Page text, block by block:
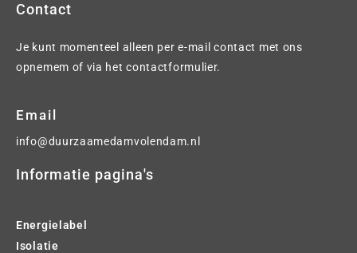
Contact
Je kunt momenteel alleen per e-mail contact met ons
opnemem of via het contactformulier.
Email
info@duurzaamedamvolendam.nl
Informatie pagina's
Energielabel
Isolatie